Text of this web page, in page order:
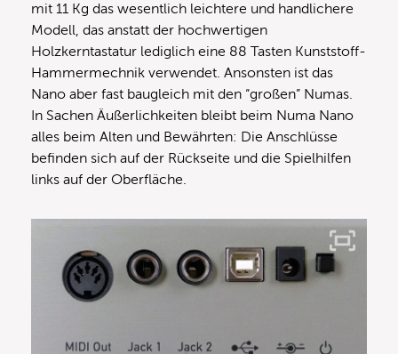
mit 11 Kg das wesentlich leichtere und handlichere
Modell, das anstatt der hochwertigen
Holzkerntastatur lediglich eine 88 Tasten Kunststoff-
Hammermechnik verwendet. Ansonsten ist das
Nano aber fast baugleich mit den “großen” Numas.
In Sachen Äußerlichkeiten bleibt beim Numa Nano
alles beim Alten und Bewährten: Die Anschlüsse
befinden sich auf der Rückseite und die Spielhilfen
links auf der Oberfläche.